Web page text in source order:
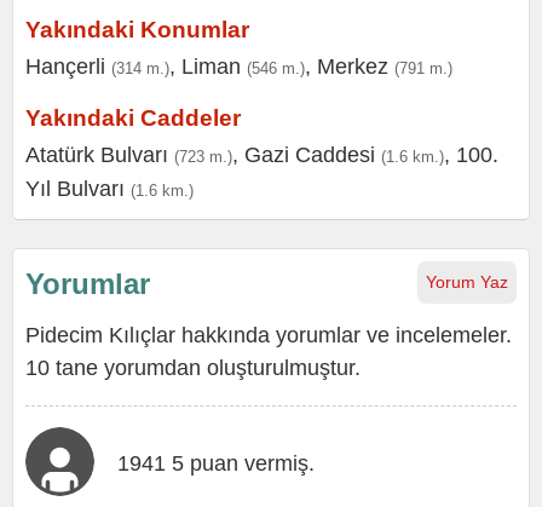
Yakındaki Konumlar
Hançerli (314 m.), Liman (546 m.), Merkez (791 m.)
Yakındaki Caddeler
Atatürk Bulvarı (723 m.), Gazi Caddesi (1.6 km.), 100.
Yıl Bulvarı (1.6 km.)
Yorum Yaz
Yorumlar
Pidecim Kılıçlar hakkında yorumlar ve incelemeler.
10 tane yorumdan oluşturulmuştur.
1941 5 puan vermiş.